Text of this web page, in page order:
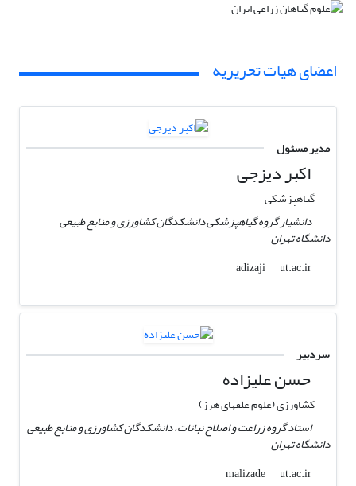
اعضای هیات تحریریه
مدیر مسئول
اکبر دیزجی
گیاهپزشکی
دانشیار گروه گیاهپزشکی دانشکدگان کشاورزی و منابع طبیعی
دانشگاه تهران
adizaji
ut.ac.ir
سردبیر
حسن علیزاده
کشاورزی (علوم علفهای هرز)
استاد گروه زراعت و اصلاح نباتات، دانشکدگان کشاورزی و منابع طبیعی
دانشگاه تهران
malizade
ut.ac.ir